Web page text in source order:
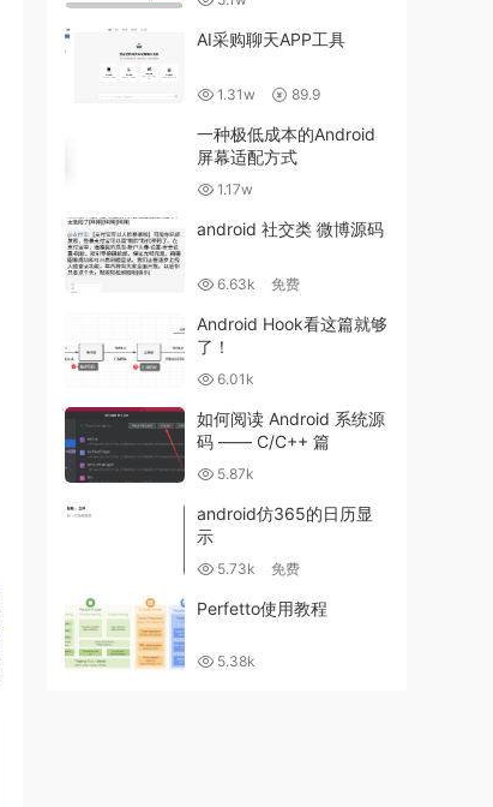
AI采购聊天APP工具
1.31w 89.9
一种极低成本的Android
屏幕适配方式
1.17w
android 社交类 微博源码
6.63k 免费
Android Hook看这篇就够
了！
6.01k
如何阅读 Android 系统源
码 —— C/C++ 篇
5.87k
android仿365的日历显
示
5.73k 免费
Perfetto使用教程
5.38k